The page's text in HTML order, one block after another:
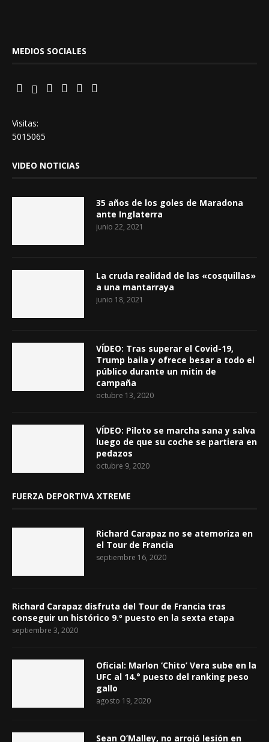
MEDIOS SOCIALES
Visitas:
5015065
VIDEO NOTICIAS
35 años de los goles de Maradona
ante Inglaterra
junio 22, 2021
La cruda realidad de las «cosquillas»
a una mantarraya
junio 18, 2021
VÍDEO: Tras superar el Covid-19,
Trump baila y ofrece besar a todo el
público durante un mitin de
campaña
octubre 13, 2020
VÍDEO: Piloto se marcha sana y salva
luego de que su coche se partiera en
pedazos
octubre 9, 2020
FUERZA DEPORTIVA XTREME
Richard Carapaz no se atemoriza en
el Tour de Francia
septiembre 16, 2020
Richard Carapaz disfruta del Tour de Francia tras
conseguir un histórico 9.º puesto en la sexta etapa
septiembre 3, 2020
Oficial: Marlon ‘Chito’ Vera sube en la
UFC al 14.° puesto del ranking peso
gallo
agosto 19, 2020
Sean O’Malley, no arrojó lesión en